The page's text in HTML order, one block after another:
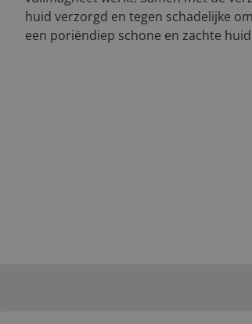
huid verzorgd en tegen schadelijke
een poriëndiep schone en zachte